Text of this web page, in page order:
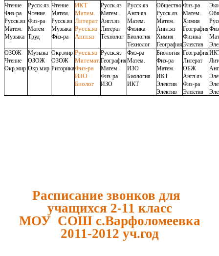
Чтение
Физ-ра
Русск.яз
Матем.
Музыка
Русск.яз
Чтение
Физ-ра
Матем
Труд
Чтение
Матем.
Русск.яз
Музыка
Физ-ра
ИКТ
Матем.
Литерат
Русск.яз
Англ.яз
Русск.яз
Матем.
Англ.яз
Литерат
Технолог
Русск.яз
Англ.яз
Матем.
Физика
Биология
Технолог
Общество
Русск.яз
Матем.
Англ.яз
Химия
География
Физ-ра
Матем.
Химия
География
Физика
Электив
ОЗОЖ
Чтение
Окр.мир
Музыка
ОЗОЖ
Окр.мир
Окр.мир
ОЗОЖ
Риторика
Русск.яз
Математ.
Физ-ра
ИЗО
Биолог
Русск.яз
География
Матем.
Физ-ра
ИЗО
Физ-ра
Матем.
ИЗО
Биология
ИКТ
Биология
Физ-ра
Матем.
ИКТ
Электив
Электив
География
Литерат
ОБЖ
Англ.яз
Физ-ра
Электив
Расписание звонков для
учащихся 2-11 класс
МОУ СОШ с.Варфоломеевка
2011-2012 уч.год